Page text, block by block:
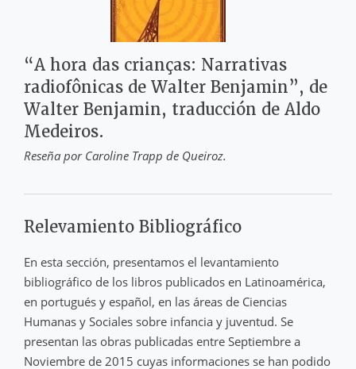
“A hora das crianças: Narrativas
radiofônicas de Walter Benjamin”, de
Walter Benjamin, traducción de Aldo
Medeiros.
Reseña por Caroline Trapp de Queiroz.
Relevamiento Bibliográfico
En esta sección, presentamos el levantamiento
bibliográfico de los libros publicados en Latinoamérica,
en portugués y español, en las áreas de Ciencias
Humanas y Sociales sobre infancia y juventud. Se
presentan las obras publicadas entre Septiembre a
Noviembre de 2015 cuyas informaciones se han podido